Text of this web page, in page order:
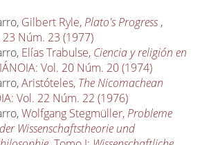
Gilbert Ryle, Plato's Progress ,
23 Núm. 23 (1977)
Elías Trabulse, Ciencia y religión en
Vol. 20 Núm. 20 (1974)
Aristóteles, The Nicomachean
Vol. 22 Núm. 22 (1976)
Wolfgang Stegmüller, Probleme
Wissenschaftstheorie und